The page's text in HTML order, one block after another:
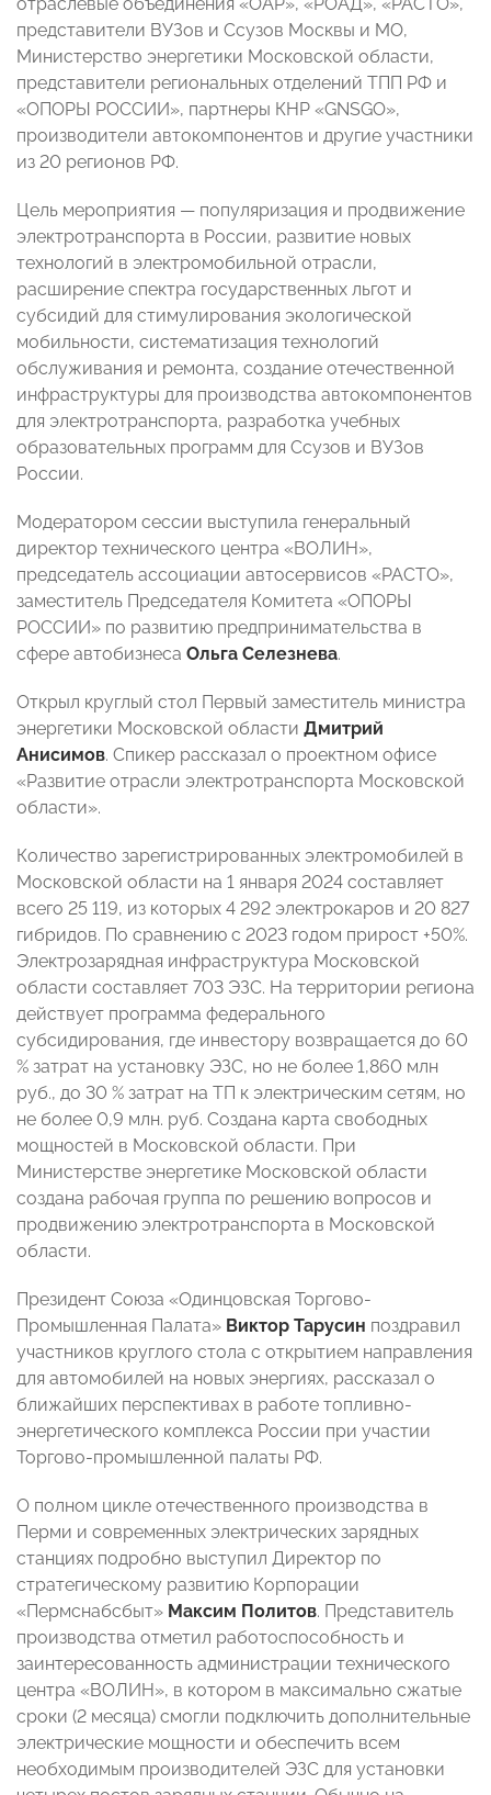
представители ВУЗов и Ссузов Москвы и МО,
Министерство энергетики Московской области,
представители региональных отделений ТПП РФ и
«ОПОРЫ РОССИИ», партнеры КНР «GNSGO»,
производители автокомпонентов и другие участники
из 20 регионов РФ.
Цель мероприятия — популяризация и продвижение
электротранспорта в России, развитие новых
технологий в электромобильной отрасли,
расширение спектра государственных льгот и
субсидий для стимулирования экологической
мобильности, систематизация технологий
обслуживания и ремонта, создание отечественной
инфраструктуры для производства автокомпонентов
для электротранспорта, разработка учебных
образовательных программ для Ссузов и ВУЗов
России.
Модератором сессии выступила генеральный
директор технического центра «ВОЛИН»,
председатель ассоциации автосервисов «РАСТО»,
заместитель Председателя Комитета «ОПОРЫ
РОССИИ» по развитию предпринимательства в
сфере автобизнеса Ольга Селезнева.
Открыл круглый стол Первый заместитель министра
энергетики Московской области Дмитрий
Анисимов. Спикер рассказал о проектном офисе
«Развитие отрасли электротранспорта Московской
области».
Количество зарегистрированных электромобилей в
Московской области на 1 января 2024 составляет
всего 25 119, из которых 4 292 электрокаров и 20 827
гибридов. По сравнению с 2023 годом прирост +50%.
Электрозарядная инфраструктура Московской
области составляет 703 ЭЗС. На территории региона
действует программа федерального
субсидирования, где инвестору возвращается до 60
% затрат на установку ЭЗС, но не более 1,860 млн
руб., до 30 % затрат на ТП к электрическим сетям, но
не более 0,9 млн. руб. Создана карта свободных
мощностей в Московской области. При
Министерстве энергетике Московской области
создана рабочая группа по решению вопросов и
продвижению электротранспорта в Московской
области.
Президент Союза «Одинцовская Торгово-
Промышленная Палата» Виктор Тарусин поздравил
участников круглого стола с открытием направления
для автомобилей на новых энергиях, рассказал о
ближайших перспективах в работе топливно-
энергетического комплекса России при участии
Торгово-промышленной палаты РФ.
О полном цикле отечественного производства в
Перми и современных электрических зарядных
станциях подробно выступил Директор по
стратегическому развитию Корпорации
«Пермснабсбыт» Максим Политов. Представитель
производства отметил работоспособность и
заинтересованность администрации технического
центра «ВОЛИН», в котором в максимально сжатые
сроки (2 месяца) смогли подключить дополнительные
электрические мощности и обеспечить всем
необходимым производителей ЭЗС для установки